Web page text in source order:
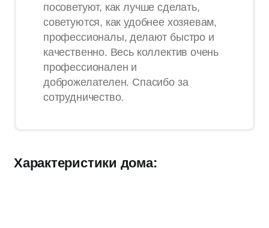
посоветуют, как лучше сделать,
советуются, как удобнее хозяевам,
профессионалы, делают быстро и
качественно. Весь коллектив очень
профессионален и
доброжелателен. Спасибо за
сотрудничество.
Характеристики дома: